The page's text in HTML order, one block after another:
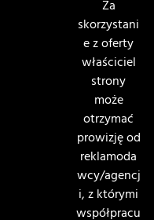
Za
skorzystani
e z oferty
właściciel
strony
może
otrzymać
prowizję od
reklamoda
wcy/agencj
i, z którymi
współpracu